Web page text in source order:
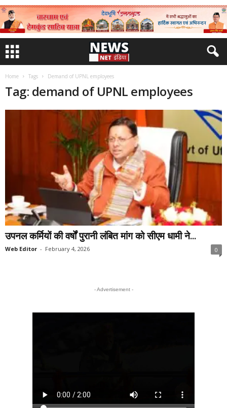
Home Tags Demand of UPNL employees
Tag: demand of UPNL employees
उपनल कर्मियों की वर्षों पुरानी लंबित मांग को सीएम धामी ने...
Web Editor - February 4, 2026 0
- Advertisement -